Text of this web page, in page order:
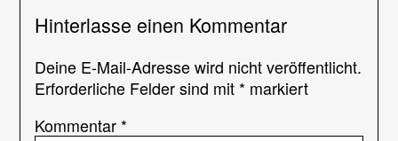
Hinterlasse einen Kommentar
Deine E-Mail-Adresse wird nicht veröffentlicht.
Erforderliche Felder sind mit * markiert
Kommentar *